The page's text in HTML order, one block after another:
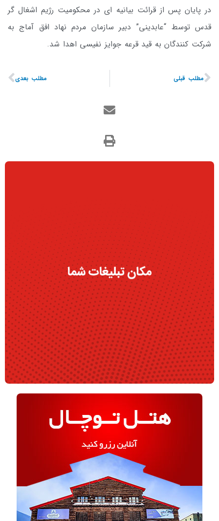
در پایان پس از قرائت بیانیه ای در محکومیت رژیم اشغال گر
قدس توسط “عابدینی” دبیر سازمان مردم نهاد افق آماج به
شرکت کنندگان به قید قرعه جوایز نفیسی اهدا شد.
مطلب قبلی مطلب بعدی